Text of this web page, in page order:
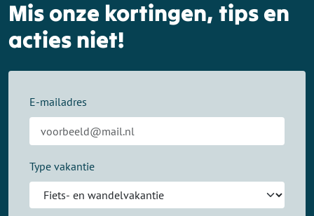
Mis onze kortingen, tips en
acties niet!
E-mailadres
Type vakantie